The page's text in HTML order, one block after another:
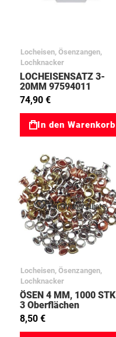
Locheisen, Ösenzangen,
Lochknacker
LOCHEISENSATZ 3-
20MM 97594011
74,90 €
In den Warenkorb
Zur Wunschliste
Locheisen, Ösenzangen,
Lochknacker
ÖSEN 4 MM, 1000 STK
3 Oberflächen
31192122
8,50 €